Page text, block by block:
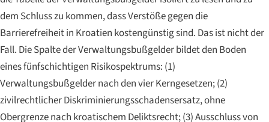
dem Schluss zu kommen, dass Verstöße gegen die
Barrierefreiheit in Kroatien kostengünstig sind. Das ist nicht der
Fall. Die Spalte der Verwaltungsbußgelder bildet den Boden
eines fünfschichtigen Risikospektrums: (1)
Verwaltungsbußgelder nach den vier Kerngesetzen; (2)
zivilrechtlicher Diskriminierungsschadensersatz, ohne
Obergrenze nach kroatischem Deliktsrecht; (3) Ausschluss von